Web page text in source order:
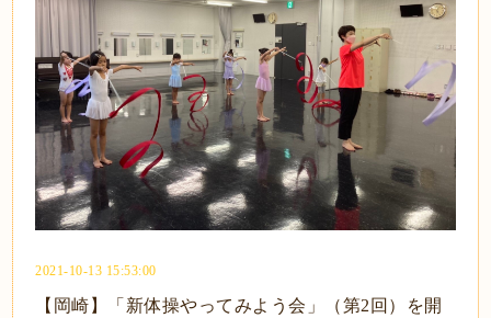
2021-10-13 15:53:00
【岡崎】「新体操やってみよう会」（第2回）を開